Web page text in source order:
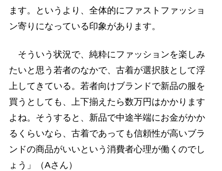
ます。というより、全体的にファストファッショ
ン寄りになっている印象があります。
そういう状況で、純粋にファッションを楽しみ
たいと思う若者のなかで、古着が選択肢として浮
上してきている。若者向けブランドで新品の服を
買うとしても、上下揃えたら数万円はかかります
よね。そうすると、新品で中途半端にお金がかか
るくらいなら、古着であっても信頼性が高いブラ
ンドの商品がいいという消費者心理が働くのでし
ょう」（Aさん）